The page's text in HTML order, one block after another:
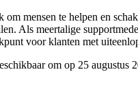
om mensen te helpen en
Als meertalige
voor klanten met
om op 25 augustus